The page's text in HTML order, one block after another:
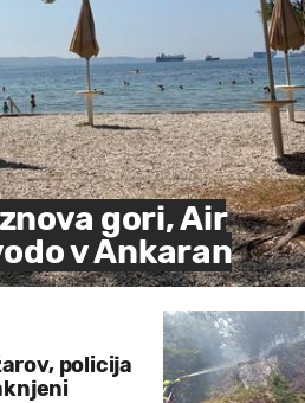
gori, Air
v Ankaran
policija